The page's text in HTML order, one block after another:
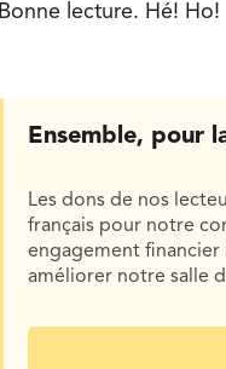
Bonne lecture. Hé! Ho!
Ensemble, pour
Les dons de nos
français pour notre
engagement
améliorer notre salle